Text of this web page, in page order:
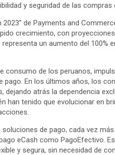
y seguridad de las compras
de Payments and
crecimiento, con
un aumento del 100%
consumo de los peruanos,
pago. En los últimos años, los
atrás la dependencia
han tenido que evolucionar en
de pago, cada vez más
eCash como PagoEfectivo.
y segura, sin necesidad de